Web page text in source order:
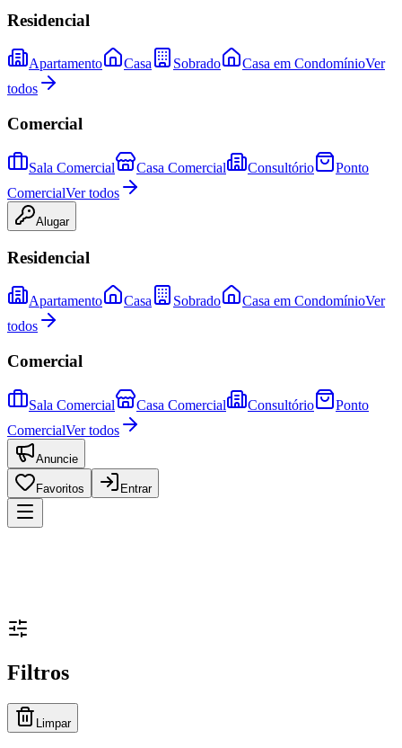
Residencial
Apartamento Casa Sobrado Casa em CondomínioVer
todos
Comercial
Sala Comercial Casa Comercial Consultório
Ponto
ComercialVer todos
Alugar
Residencial
Apartamento Casa Sobrado Casa em CondomínioVer
todos
Comercial
Sala Comercial Casa Comercial Consultório
Ponto
ComercialVer todos
Anuncie
Favoritos Entrar
Filtros
Limpar